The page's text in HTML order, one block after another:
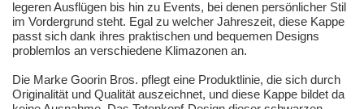
legeren Ausflügen bis hin zu Events, bei denen persönlicher Stil
im Vordergrund steht. Egal zu welcher Jahreszeit, diese Kappe
passt sich dank ihres praktischen und bequemen Designs
problemlos an verschiedene Klimazonen an.
Die Marke Goorin Bros. pflegt eine Produktlinie, die sich durch
Originalität und Qualität auszeichnet, und diese Kappe bildet da